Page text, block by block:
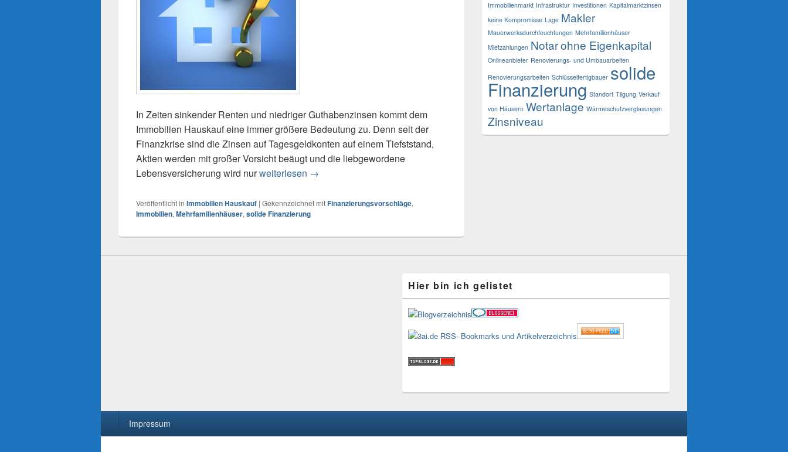
In Zeiten sinkender Renten und niedriger Guthabenzinsen kommt dem
Immobilien Hauskauf eine immer größere Bedeutung zu. Denn seit der
Finanzkrise sind die Zinsen auf Tagesgeldkonten auf einem Tiefststand,
Aktien werden mit großer Vorsicht beäugt und die liebgewordene
Lebensversicherung wird nurweiterlesen Immobilien Hauskauf als gute Wertanlage
→
Veröffentlicht in Immobilien Hauskauf | Gekennzeichnet mitFinanzierungsvorschläge,
Immobilien, Mehrfamilienhäuser, solide Finanzierung
Immobilienmarkt Infrastruktur Investitionen Kapitalmarktzinsen
keine Kompromisse Lage Makler
Mauerwerksdurchfeuchtungen Mehrfamilienhäuser
Mietzahlungen Notarohne Eigenkapital
Onlineanbieter Renovierungs- und Umbauarbeiten
Renovierungsarbeiten Schlüsselfertigbauer solide
Finanzierung Standort Tilgung Verkauf
von Häusern Wertanlage Wärmeschutzverglasungen
Zinsniveau
Hier bin ich gelistet
Impressum